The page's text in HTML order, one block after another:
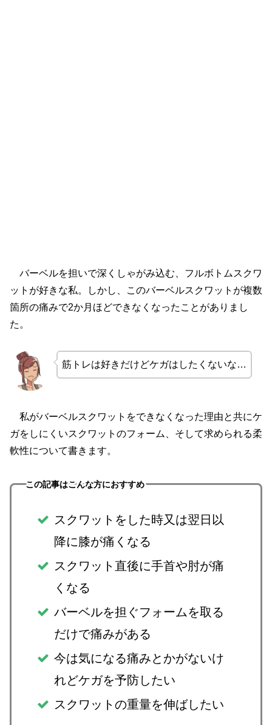
バーベルを担いで深くしゃがみ込む、フルボトムスクワ
ットが好きな私。しかし、このバーベルスクワットが複数
箇所の痛みで2か月ほどできなくなったことがありまし
た。
筋トレは好きだけどケガはしたくないな…
私がバーベルスクワットをできなくなった理由と共にケ
ガをしにくいスクワットのフォーム、そして求められる柔
軟性について書きます。
この記事はこんな方におすすめ
スクワットをした時又は翌日以
降に膝が痛くなる
スクワット直後に手首や肘が痛
くなる
バーベルを担ぐフォームを取る
だけで痛みがある
今は気になる痛みとかがないけ
れどケガを予防したい
スクワットの重量を伸ばしたい